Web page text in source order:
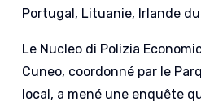
Portugal, Lituanie, Irlande
Le Nucleo di Polizia
Cuneo, coordonné par le
local, a mené une enquête